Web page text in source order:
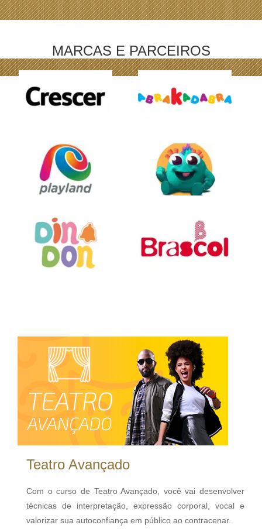
MARCAS E PARCEIROS
Teatro Avançado
Com o curso de Teatro Avançado, você vai desenvolver
técnicas de interpretação, expressão corporal, vocal e
valorizar sua autoconfiança em público ao contracenar.